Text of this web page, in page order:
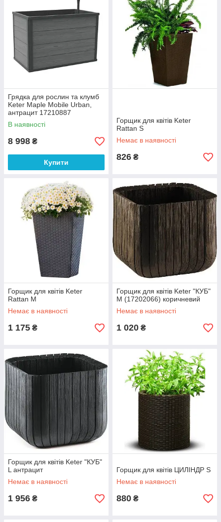
Грядка для рослин та клумб
Keter Maple Mobile Urban,
антрацит 17210887
В наявності
8 998 ₴
Купити
Горщик для квітів Keter
Rattan S
Немає в наявності
826 ₴
Горщик для квітів Keter
Rattan M
Немає в наявності
1 175 ₴
Горщик для квітів Keter "КУБ"
М (17202066) коричневий
Немає в наявності
1 020 ₴
Горщик для квітів Keter "КУБ"
L антрацит
Немає в наявності
1 956 ₴
Горщик для квітів ЦИЛІНДР S
Немає в наявності
880 ₴